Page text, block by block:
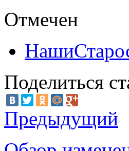
Отмечен
Поделиться
Предыдущий